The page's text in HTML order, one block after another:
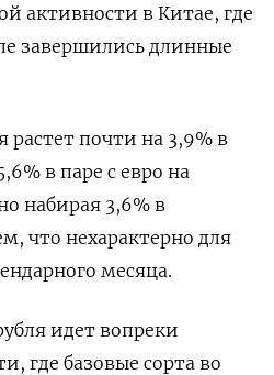
активности в Китае, где
завершились длинные
растет почти на 3,9% в
в паре с евро на
набирая 3,6% в
что нехарактерно для
месяца.
идет вопреки
где базовые сорта во